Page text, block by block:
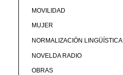
MOVILIDAD
MUJER
NORMALIZACIÓN LINGÜÍSTICA
NOVELDA RADIO
OBRAS